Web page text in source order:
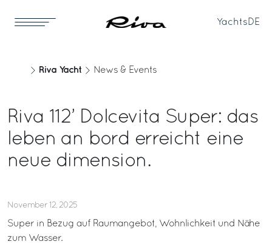
Yachts DE
Riva Yacht News & Events
Riva 112’ Dolcevita Super: das
leben an bord erreicht eine
neue dimension.
November 12, 2025
Super in Bezug auf Raumangebot, Wohnlichkeit und Nähe
zum Wasser.